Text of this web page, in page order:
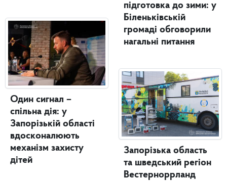
Один сигнал –
спільна дія: у
Запорізькій області
вдосконалюють
механізм захисту
дітей
підготовка до зими: у
Біленьківській
громаді обговорили
нагальні питання
Запорізька область
та шведський регіон
Вестерноррланд